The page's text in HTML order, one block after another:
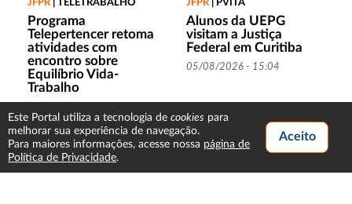
JFPR TELETRABALHO
Programa
Telepertencer retoma
atividades com
encontro sobre
Equilíbrio Vida-
Trabalho
05/08/2026 - 15:56
JFPR| PVITA
Alunos da UEPG
visitam a Justiça
Federal em Curitiba
05/08/2026 - 15:04
Este Portal utiliza a tecnologia de cookies para
melhorar sua experiência de navegação.
Para maiores informações, acesse nossa página de
Política de Privacidade.